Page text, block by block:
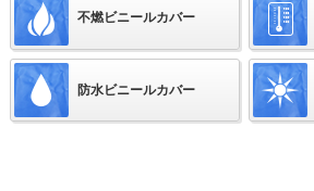
不燃ビニールカバー
防水ビニールカバー